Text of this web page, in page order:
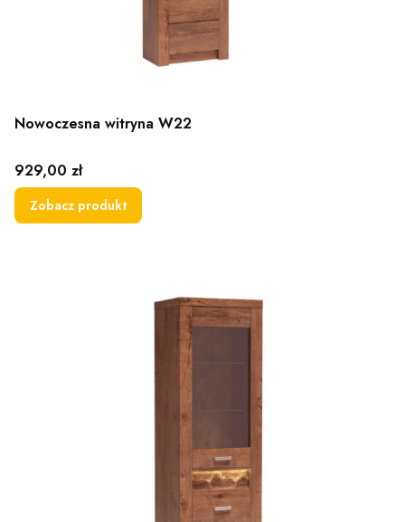
Nowoczesna witryna W22
Cena
929,00 zł
Zobacz produkt